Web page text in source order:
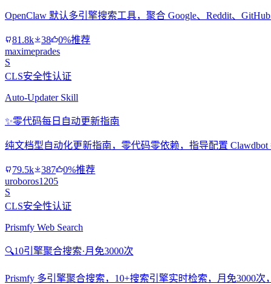
OpenClaw 默认多引擎搜索工具，聚合 Google、Reddit、
81.8k 38
0%推荐
maximeprades
S
CLS安全性认证
Auto-Updater Skill
✨零代码每日自动更新指南
纯文档型自动化更新指南，零代码零依赖，指导配置 Clawdbot
79.5k 387
0%推荐
uroboros1205
S
CLS安全性认证
Prismfy Web Search
🔍10引擎聚合搜索·月免3000次
Prismfy 多引擎聚合搜索，10+搜索引擎实时检索，月免3000次